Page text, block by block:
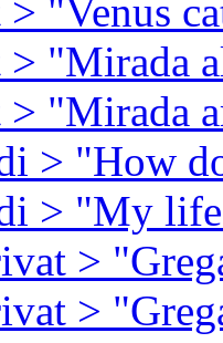
"Venus
"Mirada
"Mirada
> "How
> "My
>
>